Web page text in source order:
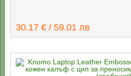
30.17 € / 59.01 лв